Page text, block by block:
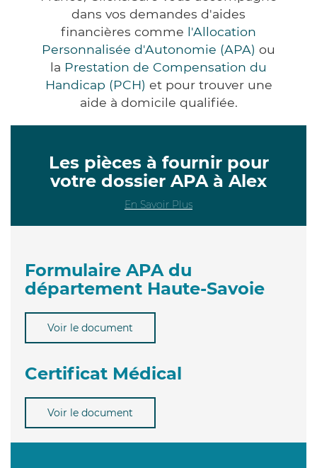
dans vos demandes d'aides
financières comme l'Allocation
Personnalisée d'Autonomie (APA) ou
la Prestation de Compensation du
Handicap (PCH) et pour trouver une
aide à domicile qualifiée.
Les pièces à fournir pour
votre dossier APA à Alex
En Savoir Plus
Formulaire APA du
département Haute-Savoie
Voir le document
Certificat Médical
Voir le document